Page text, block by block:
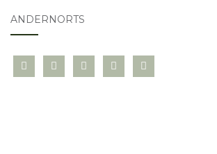
ANDERNORTS
bloglovininstagramtwitter pinterest
mail